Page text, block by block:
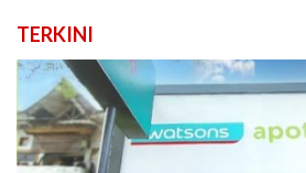
TERKINI